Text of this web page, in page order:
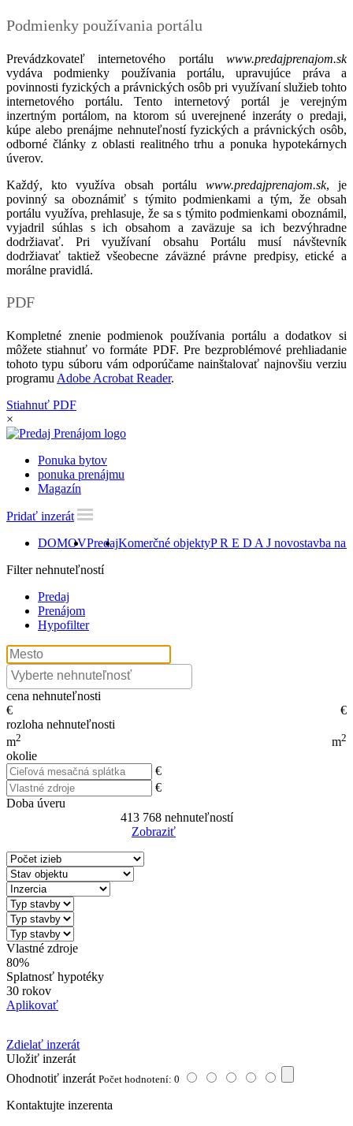
Podmienky používania portálu
Prevádzkovateľ internetového portálu www.predajprenajom.sk
vydáva podmienky používania portálu, upravujúce práva a
povinnosti fyzických a právnických osôb pri využívaní služieb tohto
internetového portálu. Tento internetový portál je verejným
inzertným portálom, na ktorom sú uverejnené inzeráty o predaji,
kúpe alebo prenájme nehnuteľností fyzických a právnických osôb,
odborné články z oblasti realitného trhu a ponuka hypotekárnych
úverov.
Každý, kto využíva obsah portálu www.predajprenajom.sk, je
povinný sa oboznámiť s týmito podmienkami a tým, že obsah
portálu využíva, prehlasuje, že sa s týmito podmienkami oboznámil,
vyjadril súhlas s ich obsahom a zaväzuje sa ich bezvýhradne
dodržiavať. Pri využívaní obsahu Portálu musí návštevník
dodržiavať taktiež všeobecne záväzné právne predpisy, etické a
morálne pravidlá.
PDF
Kompletné znenie podmienok používania portálu a dodatkov si
môžete stiahnuť vo formáte PDF. Pre bezproblémové prehliadanie
tohoto typu súboru vám odporúčame nainštalovať najnovšiu verziu
programu Adobe Acrobat Reader.
Stiahnuť PDF
×
Ponuka bytov
ponuka prenájmu
Magazín
Pridať inzerát
DOMOVPredajKomerčné objektyP R E D A J novostavba
Filter nehnuteľností
Predaj
Prenájom
Hypofilter
cena nehnuteľnosti
€
€
rozloha nehnuteľnosti
m2 m2
okolie
€
€
Doba úveru
413 768nehnuteľností
Zobraziť
Vlastné zdroje
80%
Splatnosť hypotéky
30 rokov
Aplikovať
Zdielať inzerát
Uložiť inzerát
Ohodnotiť inzerát Počet hodnotení: 0
Kontaktujte inzerenta